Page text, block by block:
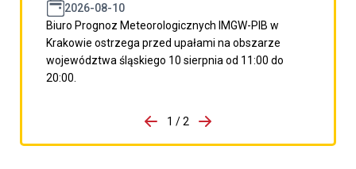
2026-08-10
Biuro Prognoz Meteorologicznych IMGW-PIB w
Krakowie ostrzega przed upałami na obszarze
województwa śląskiego 10 sierpnia od 11:00 do
20:00.
porzpedniego komunikatu
1 / 2
Przejdź do następnego